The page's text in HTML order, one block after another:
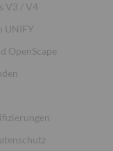
V3 / V4
UNIFY
OpenScape